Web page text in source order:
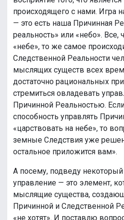
происходящего с нами. Игра
— это есть наша Причинная
реальность» или «небо». Все,
«небе», то же самое
Следственной Реальности
мыслящих существ всех
достаточно рациональных
стремиться овладевать
Причинной Реальностью.
способность управлять
«царствовать на небе», то
земные Следствия уже
остальное приложится вам».
А посему, подведу
управление — это элемент,
мыслящие существа,
Причинной и Следственной
«не хотят». И поставлю